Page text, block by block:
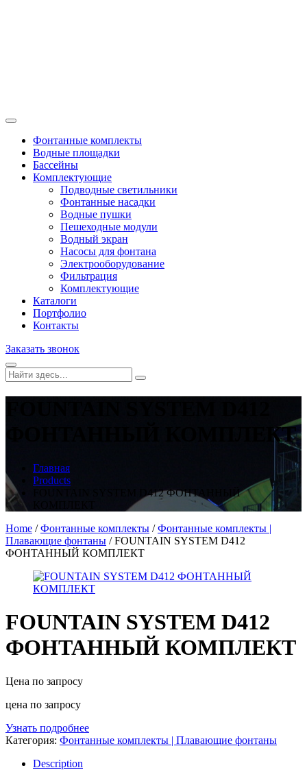
Фонтанные комплекты
Водные площадки
Бассейны
Комплектующие
Подводные светильники
Фонтанные насадки
Водные пушки
Пешеходные модули
Водный экран
Насосы для фонтана
Электрооборудование
Фильтрация
Комплектующие
Каталоги
Портфолио
Контакты
Заказать звонок
ФОНТАННЫЙ КОМПЛЕКТ
Главная
Products
FOUNTAIN SYSTEM D412 ФОНТАННЫЙ
Home /Фонтанные комплекты /Фонтанные комплекты |
Плавающие фонтаны / FOUNTAIN SYSTEM D412
ФОНТАННЫЙ КОМПЛЕКТ
FOUNTAIN SYSTEM D412
ФОНТАННЫЙ КОМПЛЕКТ
Цена по запросу
цена по запросу
Узнать подробнее
Категория: Фонтанные комплекты | Плавающие фонтаны
Description